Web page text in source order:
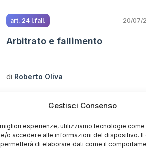
Gestisci Consenso
esperienze, utilizziamo tecnologie
o accedere alle informazioni del dispositivo.
di elaborare dati come il
art. 24 l.fall. 20/07/
Arbitrato e fallimento
di Roberto Oliva
Uno dei settori in cui tuttora sussiste,
disfavore per l’arbitrato è quello
fallimentare....